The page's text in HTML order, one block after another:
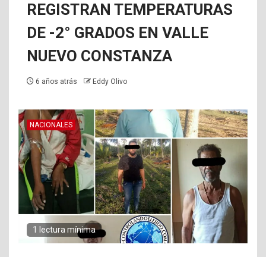
REGISTRAN TEMPERATURAS
DE -2° GRADOS EN VALLE
NUEVO CONSTANZA
6 años atrás Eddy Olivo
NACIONALES
1 lectura mínima